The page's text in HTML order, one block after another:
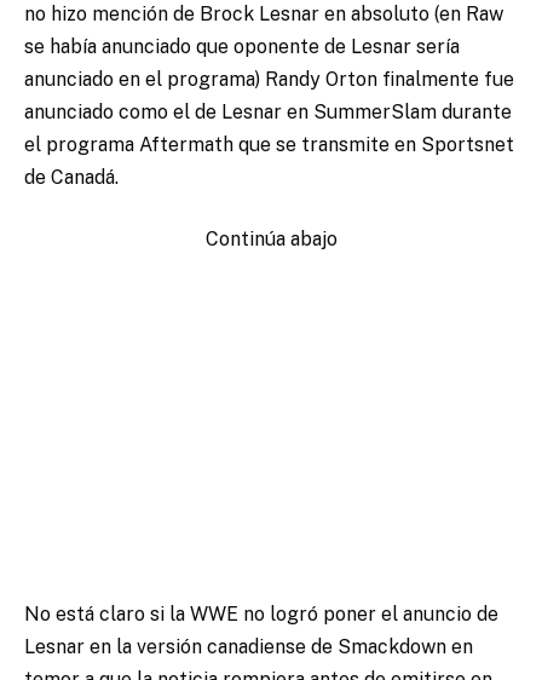
no hizo mención de Brock Lesnar en absoluto (en Raw
se había anunciado que oponente de Lesnar sería
anunciado en el programa) Randy Orton finalmente fue
anunciado como el de Lesnar en SummerSlam durante
el programa Aftermath que se transmite en Sportsnet
de Canadá.
Continúa abajo
No está claro si la WWE no logró poner el anuncio de
Lesnar en la versión canadiense de Smackdown en